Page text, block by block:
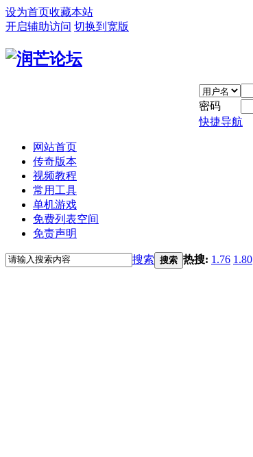
设为首页收藏本站
开启辅助访问 切换到宽版
密码
快捷导航
网站首页
传奇版本
视频教程
常用工具
单机游戏
免费列表空间
免责声明
搜索 搜索 热搜: 1.76 1.80